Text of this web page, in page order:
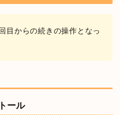
目からの続きの操作となっ
ール